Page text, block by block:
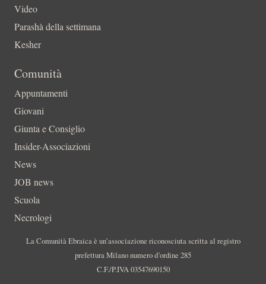
Video
Parashà della settimana
Kesher
Comunità
Appuntamenti
Giovani
Giunta e Consiglio
Insider-Associazioni
News
JOB news
Scuola
Necrologi
La Comunità Ebraica è un’associazione riconosciuta scritta al registro
prefettura Milano numero d’ordine 285
C.F./P.IVA 03547690150